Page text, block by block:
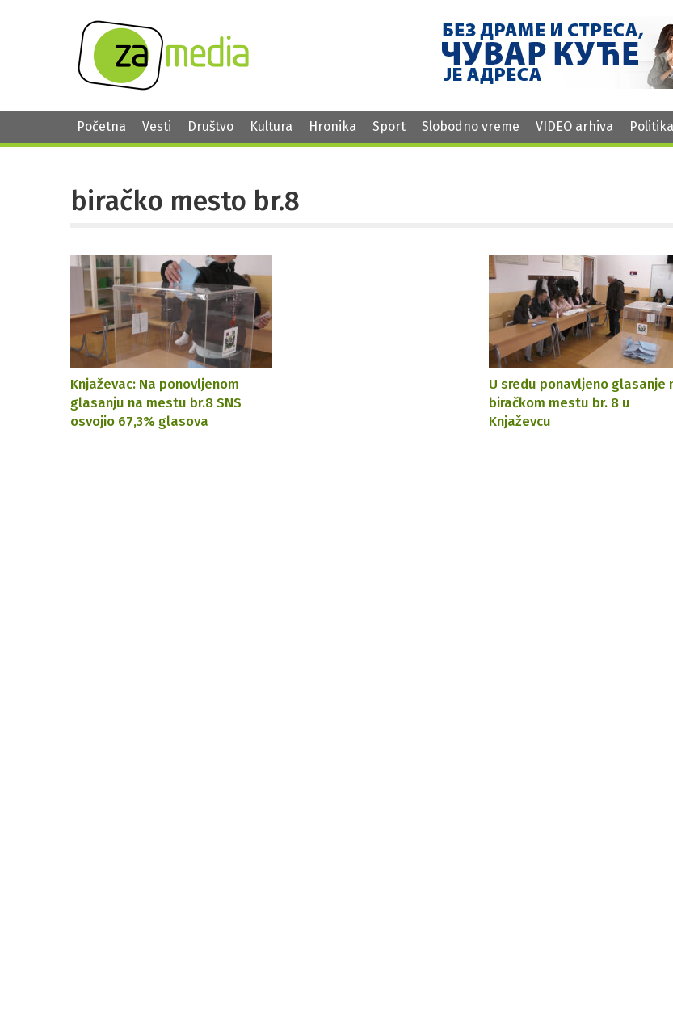
Početna Vesti Društvo Kultura Hronika Sport Slobodno vreme VIDEO arhiva Politika
biračko mesto br.8
Knjaževac: Na ponovljenom
glasanju na mestu br.8 SNS
osvojio 67,3% glasova
U sredu ponavljeno glasanje
biračkom mestu br. 8 u
Knjaževcu